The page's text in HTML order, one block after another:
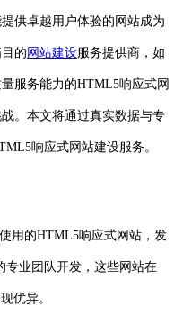
供卓越用户体验的网站成为
的 网站建设服务提供商，如
服务能力的HTML5响应式网
。本文将通过真实数据与专
响应式网站建设服务。
用的HTML5响应式网站，发
专业团队开发，这些网站在
优异。